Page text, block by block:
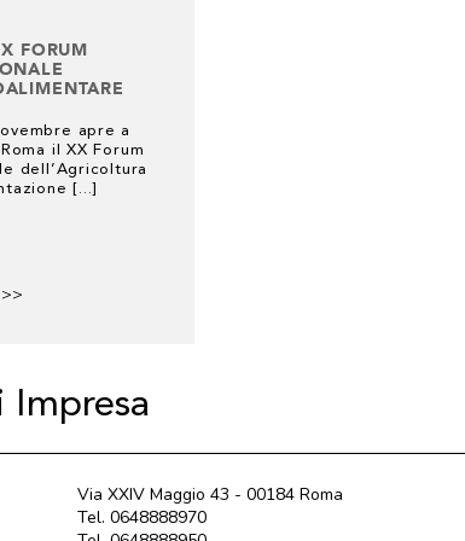
FORUM
apre a
il XX Forum
dell’Agricoltura
[...]
>>
Via XXIV Maggio 43 - 00184 Roma
Tel. 0648888970